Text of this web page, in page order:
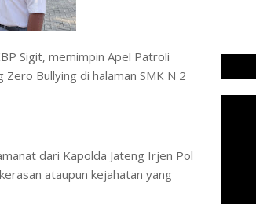
Sigit, memimpin Apel Patroli
Zero Bullying di halaman SMK N 2
dari Kapolda Jateng Irjen Pol
ataupun kejahatan yang